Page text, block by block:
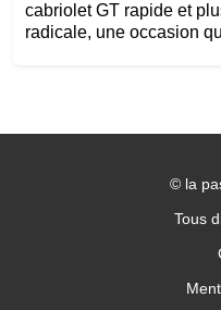
cabriolet GT rapide et
radicale, une occasion
© la
Tous